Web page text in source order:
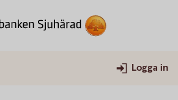
Logga in